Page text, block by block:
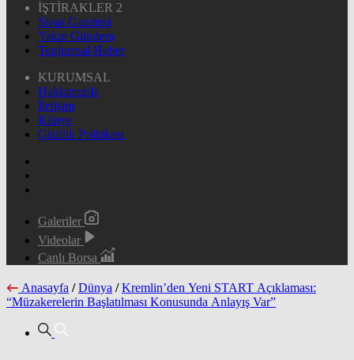
İŞTİRAKLER 2
Sivas Gazetesi
Yakın Gündem
Toplumsal Haber
KURUMSAL
Hakkımızda
İletişim
Künye
Gizlilik Politikası
Galeriler
Videolar
Canlı Borsa
Anasayfa / Dünya / Kremlin’den Yeni START Açıklaması:
“Müzakerelerin Başlatılması Konusunda Anlayış Var”